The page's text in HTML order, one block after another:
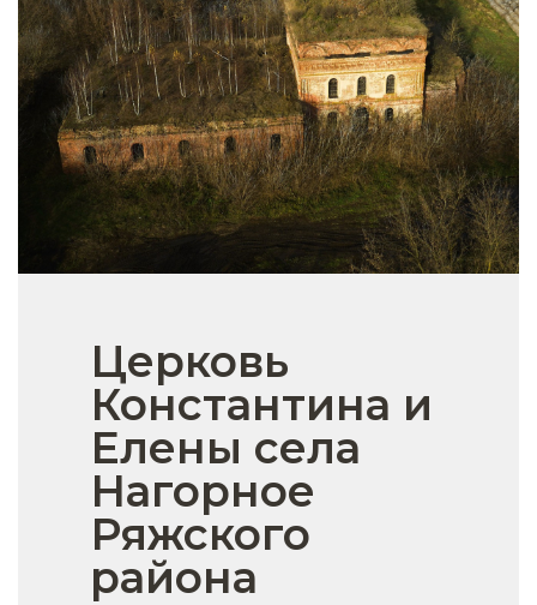
Церковь
Константина и
Елены села
Нагорное
Ряжского
района